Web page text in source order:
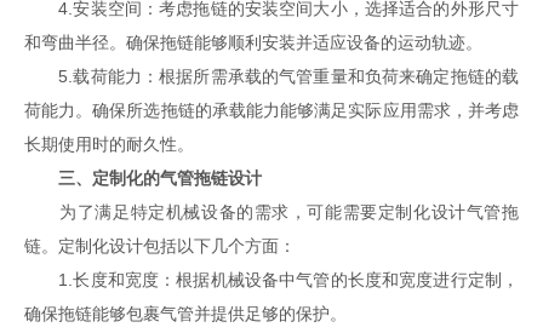
4.安装空间：考虑拖链的安装空间大小，选择适合的外形尺寸
和弯曲半径。确保拖链能够顺利安装并适应设备的运动轨迹。
5.载荷能力：根据所需承载的气管重量和负荷来确定拖链的载
荷能力。确保所选拖链的承载能力能够满足实际应用需求，并考虑
长期使用时的耐久性。
三、定制化的气管拖链设计
为了满足特定机械设备的需求，可能需要定制化设计气管拖
链。定制化设计包括以下几个方面：
1.长度和宽度：根据机械设备中气管的长度和宽度进行定制，
确保拖链能够包裹气管并提供足够的保护。